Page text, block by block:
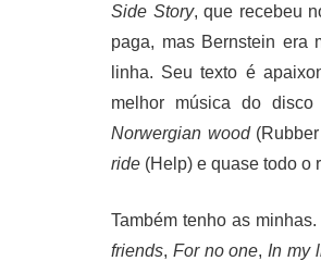
Side Story, que recebeu
paga, mas Bernstein era
linha. Seu texto é
melhor música do
Norwergian wood(Rubber
ride (Help) e quase todo o
Também tenho as
friends, For no one, In my